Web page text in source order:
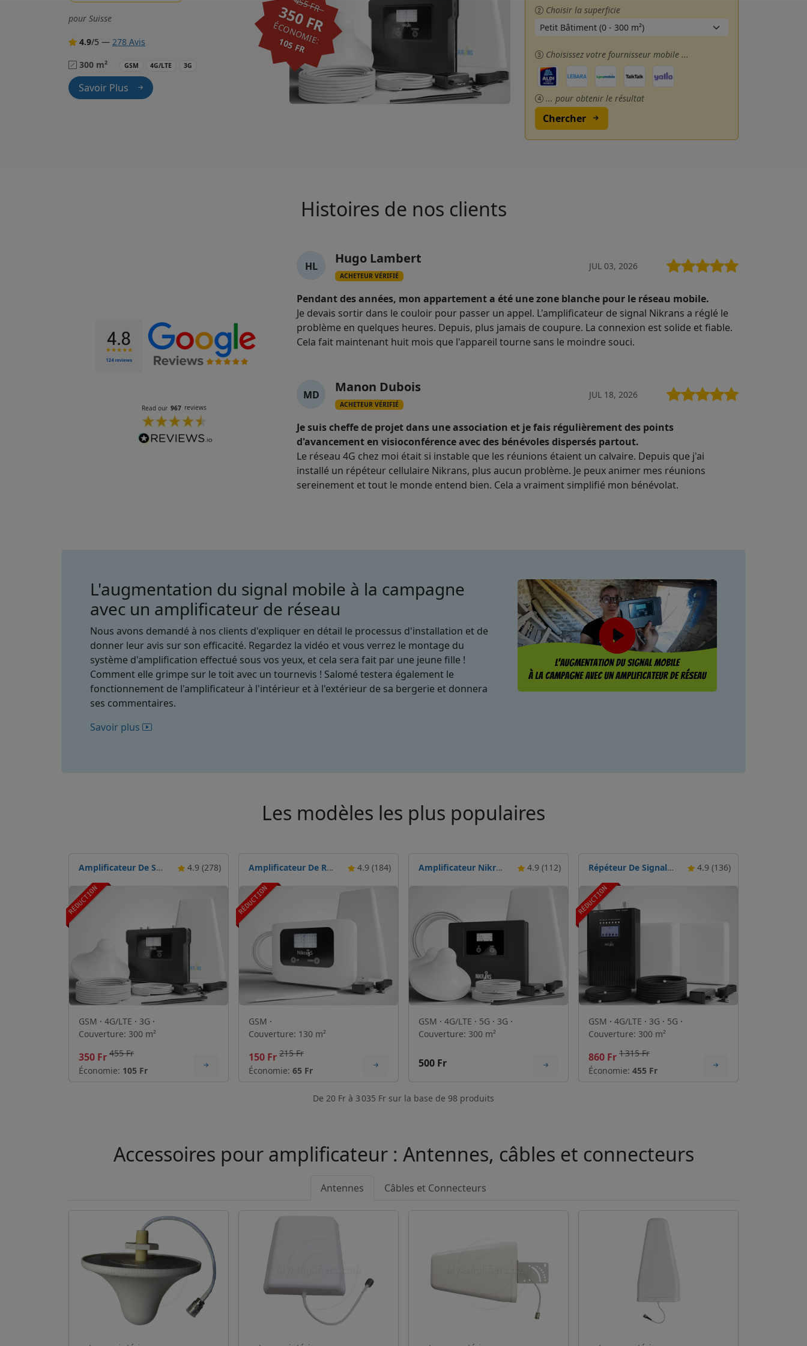
pour Suisse
4.9/5 — 278 Avis
300 m²
GSM 4G/LTE 3G
Savoir Plus
350 FR
ÉCONOMIE:
105 FR
Choisir la superficie
Choisissez votre fournisseur mobile ...
... pour obtenir le résultat
Chercher
Histoires de nos clients
HL Hugo Lambert
ACHETEUR VÉRIFIÉ
JUL 03, 2026
Pendant des années, mon appartement a été une zone blanche pour le réseau mobile.
Je devais sortir dans le couloir pour passer un appel. L'amplificateur de signal Nikrans a réglé le
problème en quelques heures. Depuis, plus jamais de coupure. La connexion est solide et fiable.
Cela fait maintenant huit mois que l'appareil tourne sans le moindre souci.
MD Manon Dubois
ACHETEUR VÉRIFIÉ
JUL 18, 2026
Je suis cheffe de projet dans une association et je fais régulièrement des points
d'avancement en visioconférence avec des bénévoles dispersés partout.
Le réseau 4G chez moi était si instable que les réunions étaient un calvaire. Depuis que j'ai
installé un répéteur cellulaire Nikrans, plus aucun problème. Je peux animer mes réunions
sereinement et tout le monde entend bien. Cela a vraiment simplifié mon bénévolat.
L'augmentation du signal mobile à la campagne
avec un amplificateur de réseau
Nous avons demandé à nos clients d'expliquer en détail le processus d'installation et de
donner leur avis sur son efficacité. Regardez la vidéo et vous verrez le montage du
système d'amplification effectué sous vos yeux, et cela sera fait par une jeune fille !
Comment elle grimpe sur le toit avec un tournevis ! Salomé testera également le
fonctionnement de l'amplificateur à l'intérieur et à l'extérieur de sa bergerie et donnera
ses commentaires.
Savoir plus
Les modèles les plus populaires
Amplificateur De Signal Mobile Nikrans LCD-300GD 4.9 (278)
RÉDUCTION
GSM · 4G/LTE · 3G ·
Couverture: 300 m²
350 Fr 455 Fr
Économie: 105 Fr
Amplificateur De Réseau Mobile Nikrans LCD-130 4.9 (184)
RÉDUCTION
GSM ·
Couverture: 130 m²
150 Fr 215 Fr
Économie: 65 Fr
Amplificateur Nikrans LCD-300GDW 4.9 (112)
GSM · 4G/LTE · 5G · 3G ·
Couverture: 300 m²
500 Fr
Répéteur De Signal Nikrans NS-300-Smart 4.9 (136)
RÉDUCTION
GSM · 4G/LTE · 3G · 5G ·
Couverture: 300 m²
860 Fr 1 315 Fr
Économie: 455 Fr
De 20 Fr à 3 035 Fr sur la base de 98 produits
Accessoires pour amplificateur : Antennes, câbles et connecteurs
Antennes Câbles et Connecteurs